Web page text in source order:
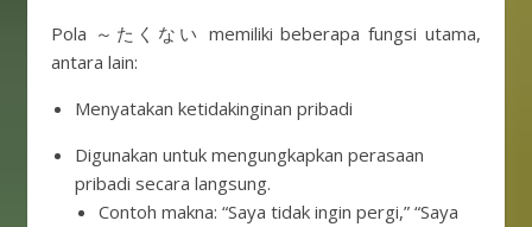
Pola ～たくない memiliki beberapa fungsi utama,
antara lain:
Menyatakan ketidakinginan pribadi
Digunakan untuk mengungkapkan perasaan
pribadi secara langsung.
Contoh makna: “Saya tidak ingin pergi,” “Saya